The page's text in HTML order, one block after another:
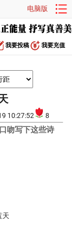
电脑版
我要投稿 我要充值
10:27:52 8
吻写下这些诗
天